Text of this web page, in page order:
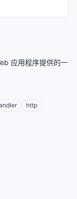
应用程序提供的一
http